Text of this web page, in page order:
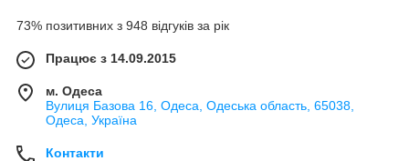
Ми проведемо вас у світ чоловічого гоління.
Бритви для гладкого гоління
Прихильникам гладко поголеного обличчя варто обирати між
73% позитивних з 948 відгуків за рік
Працює з 14.09.2015
м. Одеса
Вулиця Базова 16, Одеса, Одеська область, 65038,
Одеса, Україна
Контакти